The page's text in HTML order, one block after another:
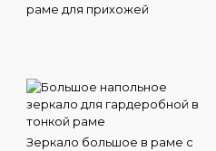
раме для прихожей
Зеркало большое в раме с